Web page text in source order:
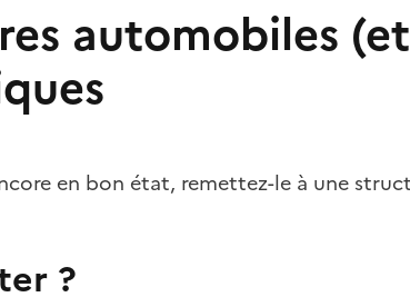
automobiles
en bon état, remettez-le à une
?